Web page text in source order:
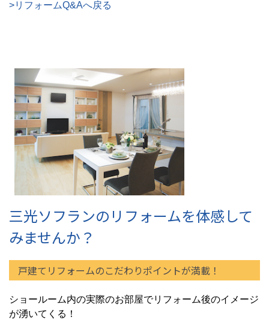
>リフォームQ&Aへ戻る
三光ソフランのリフォームを体感して
みませんか？
戸建てリフォームのこだわりポイントが満載！
ショールーム内の実際のお部屋でリフォーム後のイメージ
が湧いてくる！